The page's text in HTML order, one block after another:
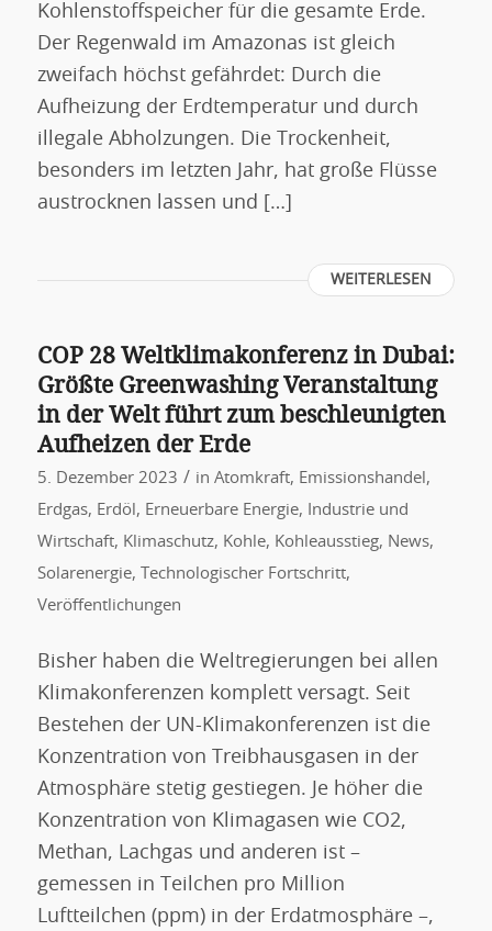
Kohlenstoffspeicher für die gesamte Erde.
Der Regenwald im Amazonas ist gleich
zweifach höchst gefährdet: Durch die
Aufheizung der Erdtemperatur und durch
illegale Abholzungen. Die Trockenheit,
besonders im letzten Jahr, hat große Flüsse
austrocknen lassen und […]
WEITERLESEN
COP 28 Weltklimakonferenz in Dubai:
Größte Greenwashing Veranstaltung
in der Welt führt zum beschleunigten
Aufheizen der Erde
5. Dezember 2023 / in Atomkraft, Emissionshandel ,
Erdgas, Erdöl , Erneuerbare Energie,
Industrie und
Wirtschaft, Klimaschutz, Kohle, Kohleausstieg, News,
Solarenergie, Technologischer Fortschritt,
Veröffentlichungen
Bisher haben die Weltregierungen bei allen
Klimakonferenzen komplett versagt. Seit
Bestehen der UN-Klimakonferenzen ist die
Konzentration von Treibhausgasen in der
Atmosphäre stetig gestiegen. Je höher die
Konzentration von Klimagasen wie CO2,
Methan, Lachgas und anderen ist –
gemessen in Teilchen pro Million
Luftteilchen (ppm) in der Erdatmosphäre –,